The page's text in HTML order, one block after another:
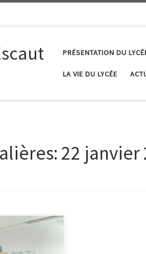
PRÉSENTATION DU
LA VIE DU LYCÉE
22 janvier
Charlotte en
déroulée